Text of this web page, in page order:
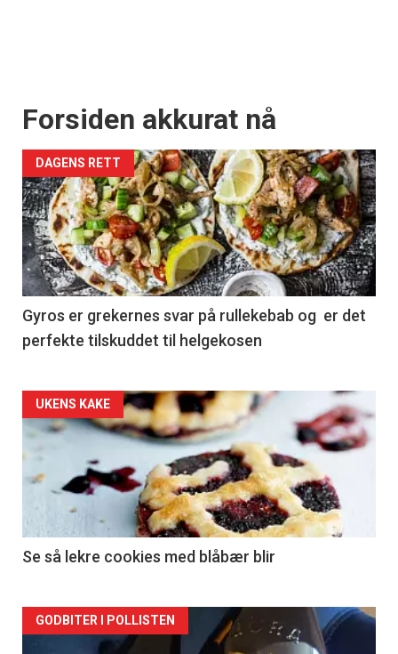
Forsiden akkurat nå
DAGENS RETT
Gyros er grekernes svar på rullekebab og er det
perfekte tilskuddet til helgekosen
Forsiden
akkurat
nå
2
UKENS KAKE
Se så lekre cookies med blåbær blir
Forsiden
GODBITER I POLLISTEN